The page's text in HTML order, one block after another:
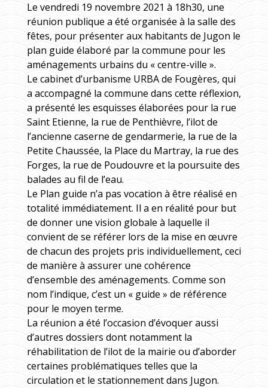
Le vendredi 19 novembre 2021 à 18h30, une
réunion publique a été organisée à la salle des
fêtes, pour présenter aux habitants de Jugon le
plan guide élaboré par la commune pour les
aménagements urbains du « centre-ville ».
Le cabinet d’urbanisme URBA de Fougères, qui
a accompagné la commune dans cette réflexion,
a présenté les esquisses élaborées pour la rue
Saint Etienne, la rue de Penthièvre, l’ilot de
l’ancienne caserne de gendarmerie, la rue de la
Petite Chaussée, la Place du Martray, la rue des
Forges, la rue de Poudouvre et la poursuite des
balades au fil de l’eau.
Le Plan guide n’a pas vocation à être réalisé en
totalité immédiatement. Il a en réalité pour but
de donner une vision globale à laquelle il
convient de se référer lors de la mise en œuvre
de chacun des projets pris individuellement, ceci
de manière à assurer une cohérence
d’ensemble des aménagements. Comme son
nom l’indique, c’est un « guide » de référence
pour le moyen terme.
La réunion a été l’occasion d’évoquer aussi
d’autres dossiers dont notamment la
réhabilitation de l’ilot de la mairie ou d’aborder
certaines problématiques telles que la
circulation et le stationnement dans Jugon.